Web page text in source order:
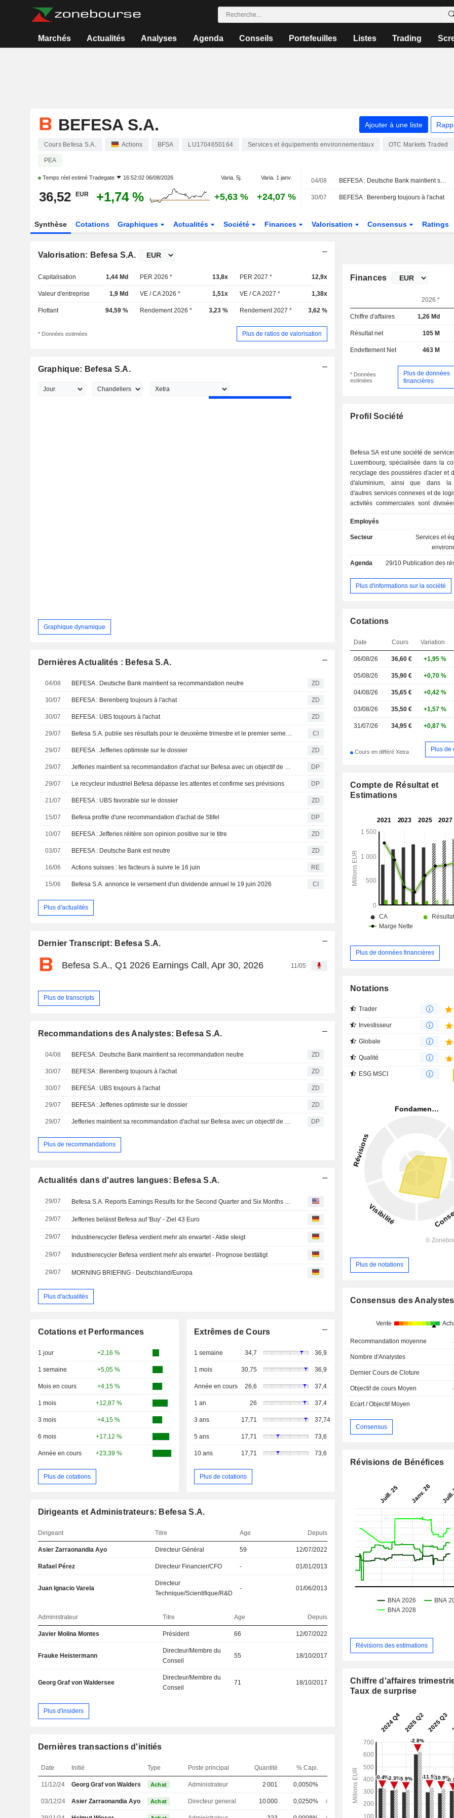
Marchés Actualités Analyses Agenda Conseils Portefeuilles Listes Trading
BEFESA S.A. Ajouter à une liste
Cours Befesa S.A. Actions BFSA LU1704650164 Services et équipements environnementaux OTC Markets Traded
PEA
Temps réel estimé Tradegate 16:52:02 06/08/2026 Varia. 5j. Varia. 1 janv.
36,52 EUR +1,74 % +5,63 % +24,07 %
04/08 BEFESA : Deutsche Bank maintient sa recommandation neutre
30/07 BEFESA : Berenberg toujours à l'achat
Synthèse Cotations Graphiques Actualités Société Finances Valorisation Consensus Ratings
Valorisation: Befesa S.A.
Capitalisation 1,44 Md PER 2026 * 13,8x PER 2027 * 12,9x
Valeur d'entreprise 1,9 Md VE / CA 2026 * 1,51x VE / CA 2027 * 1,38x
Flottant 94,59 % Rendement 2026 * 3,23 % Rendement 2027 * 3,62 %
* Données estimées Plus de ratios de valorisation
Graphique: Befesa S.A.
Graphique dynamique
Dernières Actualités : Befesa S.A.
04/08 BEFESA : Deutsche Bank maintient sa recommandation neutre ZD
30/07 BEFESA : Berenberg toujours à l'achat ZD
30/07 BEFESA : UBS toujours à l'achat ZD
29/07 Befesa S.A. publie ses résultats pour le deuxième trimestre et le premier semestre clos le 30 juin 2026 CI
29/07 BEFESA : Jefferies optimiste sur le dossier ZD
29/07 Jefferies maintient sa recommandation d'achat sur Befesa avec un objectif de cours de 43 euros DP
29/07 Le recycleur industriel Befesa dépasse les attentes et confirme ses prévisions DP
21/07 BEFESA : UBS favorable sur le dossier ZD
15/07 Befesa profite d'une recommandation d'achat de Stifel DP
10/07 BEFESA : Jefferies réitère son opinion positive sur le titre ZD
03/07 BEFESA : Deutsche Bank est neutre ZD
16/06 Actions suisses : les facteurs à suivre le 16 juin RE
15/06 Befesa S.A. annonce le versement d'un dividende annuel le 19 juin 2026 CI
Plus d'actualités
Dernier Transcript: Befesa S.A.
Befesa S.A., Q1 2026 Earnings Call, Apr 30, 2026 11/05
Plus de transcripts
Recommandations des Analystes: Befesa S.A.
04/08 BEFESA : Deutsche Bank maintient sa recommandation neutre ZD
30/07 BEFESA : Berenberg toujours à l'achat ZD
30/07 BEFESA : UBS toujours à l'achat ZD
29/07 BEFESA : Jefferies optimiste sur le dossier ZD
29/07 DP
Plus de recommandations
Actualités dans d'autres langues: Befesa S.A.
29/07 Befesa S.A. Reports Earnings Results for the Second Quarter and Six Months Ended June 30, 2026
29/07 Jefferies belässt Befesa auf 'Buy' - Ziel 43 Euro
29/07 Industrierecycler Befesa verdient mehr als erwartet - Aktie steigt
29/07 Industrierecycler Befesa verdient mehr als erwartet - Prognose bestätigt
29/07 MORNING BRIEFING - Deutschland/Europa
Plus d'actualités
Cotations et Performances
1 jour +2,16 %
1 semaine +5,05 %
Mois en cours +4,15 %
1 mois +12,87 %
3 mois +4,15 %
6 mois +17,12 %
Année en cours +23,39 %
Plus de cotations
Extrêmes de Cours
1 semaine 34,7 36,9
1 mois 30,75 36,9
Année en cours 26,6 37,4
1 an 26 37,4
3 ans 17,71 37,74
5 ans 17,71 73,6
10 ans 17,71 73,6
Plus de cotations
Dirigeants et Administrateurs: Befesa S.A.
Dirigeant Titre Age Depuis
Asier Zarraonandia Ayo Directeur Général 59 12/07/2022
Rafael Pérez Directeur Financier/CFO - 01/01/2013
Juan Ignacio Varela
Directeur
Technique/Scientifique/R&D
- 01/06/2013
Administrateur Titre Age Depuis
Javier Molina Montes Président 66 12/07/2022
Frauke Heistermann
Directeur/Membre du
Conseil
55 18/10/2017
Georg Graf von Waldersee
Directeur/Membre du
Conseil
71 18/10/2017
Plus d'insiders
Dernières transactions d'initiés
Date Initié Type Poste principal Quantité % Capi.
11/12/24 Georg Graf von Waldersee Achat Administrateur 2 001 0,0050%
03/12/24 Asier Zarraonandia Ayo Achat Directeur general 10 000 0,0250%
Finances
2026 *
Chiffre d'affaires 1,26 Md
Résultat net 105 M
Endettement Net 463 M
* Données
estimées
Plus de données
financières
Profil Société
Befesa SA est une société de
Luxembourg, spécialisée dans la
recyclage des poussières d'acier et
d'aluminium, ainsi que dans la
d'autres services connexes et de
activités commerciales sont
poussières d'acier et les services
des scories salines d'aluminium.
des services de recyclage des
recyclage des poussières d'acier
brut, inoxydable et galvanisé, ainsi
production d'oxyde de waelz et
recyclage des scories
et la vente de sel, de concentré
d'oxydes d'aluminium, ainsi que la
industries de la construction et de
Employés
Secteur
Services et
Agenda 29/10 Publication des résultats
Plus d'informations sur la société
Cotations
Date Cours Variation
06/08/26 36,60€ +1,95 %
05/08/26 35,90 € +0,70 %
04/08/26 35,65 € +0,42 %
03/08/26 35,50 € +1,57 %
31/07/26 34,95 € +0,87 %
Cours en différé Xetra Plus de
Compte de Résultat et
Estimations
Plus de données financières
Notations
Trader
Investisseur
Globale
Qualité
ESG MSCI
Plus de notations
Consensus des Analystes
Vente
Recommandation moyenne
Nombre d'Analystes
Dernier Cours de Cloture
Objectif de cours Moyen
Ecart / Objectif Moyen
Consensus
Révisions de Bénéfices
Révisions des estimations
Chiffre d'affaires
Taux de surprise